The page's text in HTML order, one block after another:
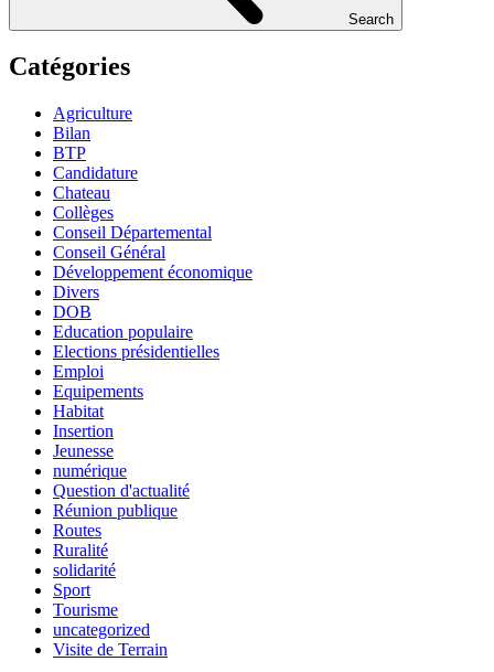
Search
Catégories
Agriculture
Bilan
BTP
Candidature
Chateau
Collèges
Conseil Départemental
Conseil Général
Développement économique
Divers
DOB
Education populaire
Elections présidentielles
Emploi
Equipements
Habitat
Insertion
Jeunesse
numérique
Question d'actualité
Réunion publique
Routes
Ruralité
solidarité
Sport
Tourisme
uncategorized
Visite de Terrain